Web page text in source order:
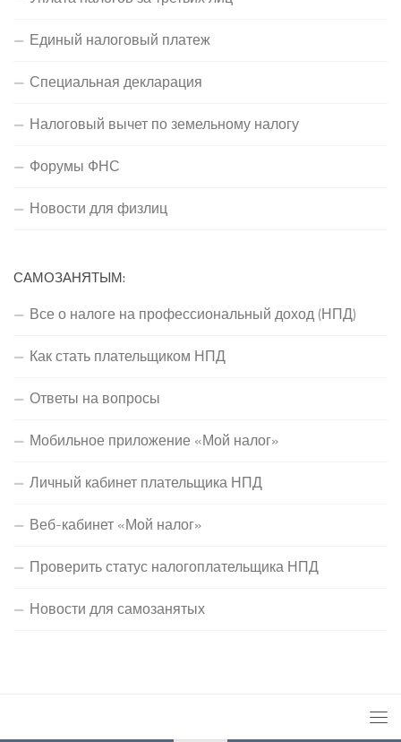
Единый налоговый платеж
Специальная декларация
Налоговый вычет по земельному налогу
Форумы ФНС
Новости для физлиц
САМОЗАНЯТЫМ:
Все о налоге на профессиональный доход (НПД)
Как стать плательщиком НПД
Ответы на вопросы
Мобильное приложение «Мой налог»
Личный кабинет плательщика НПД
Веб-кабинет «Мой налог»
Проверить статус налогоплательщика НПД
Новости для самозанятых